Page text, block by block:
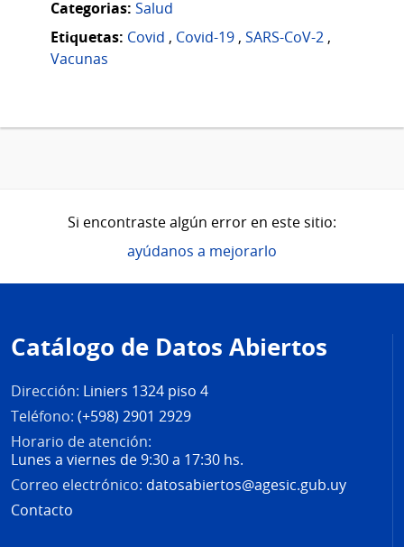
Categorias: Salud
Etiquetas: Covid , Covid-19 , SARS-CoV-2 ,
Vacunas
Si encontraste algún error en este sitio:
ayúdanos a mejorarlo
de
página
Catálogo de Datos Abiertos
Dirección: Liniers 1324 piso 4
Teléfono: (+598) 2901 2929
Horario de atención:
Lunes a viernes de 9:30 a 17:30 hs.
Correo electrónico: datosabiertos@agesic.gub.uy
Contacto